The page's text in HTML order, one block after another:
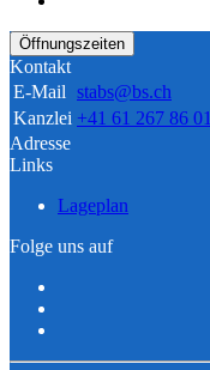
Öffnungszeiten
Kontakt
E-Mail stabs@bs.ch
Kanzlei +41 61 267 86 01
Adresse
Links
Lageplan
Folge uns auf